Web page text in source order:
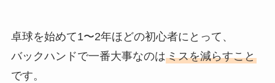
卓球を始めて1〜2年ほどの初心者にとって、
バックハンドで一番大事なのはミスを減らすこと
です。